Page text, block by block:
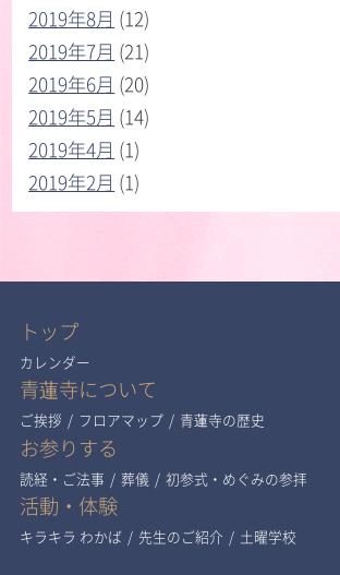
2019年8月 (12)
2019年7月 (21)
2019年6月 (20)
2019年5月 (14)
2019年4月 (1)
2019年2月 (1)
トップ
カレンダー
青蓮寺について
ご挨拶 / フロアマップ / 青蓮寺の歴史
お参りする
読経・ご法事 / 葬儀 / 初参式・めぐみの参拝
活動・体験
キラキラ わかば / 先生のご紹介 / 土曜学校